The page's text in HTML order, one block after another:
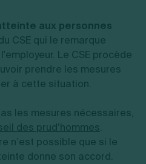
aux personnes
CSE qui le remarque
Le CSE procède
prendre les mesures
à cette situation.
les mesures nécessaires,
des prud’hommes.
n’est possible que si le
donne son accord.